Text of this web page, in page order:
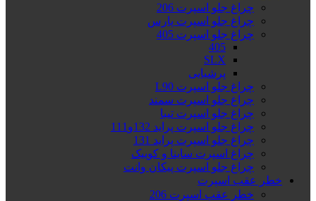
چراغ جلو اسپرت 206
چراغ جلو اسپرت پارس
چراغ جلو اسپرت 405
405
SLX
پرشیایی
چراغ جلو اسپرت L90
چراغ جلو اسپرت سمند
چراغ جلو اسپرت تیبا
چراغ جلو اسپرت پراید 132و111
چراغ جلو اسپرت پراید 131
چراغ اسپرت ساینا و کوییک
چراغ جلو اسپرت پیکان وانت
خطر عقب اسپرت
خطر عقب اسپرت 206